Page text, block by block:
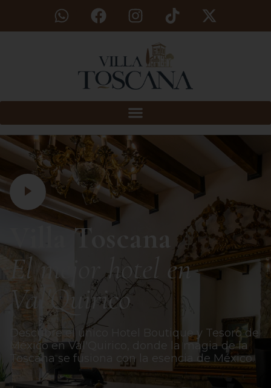
Villa Toscana
El mejor hotel en
Val'Quirico
Descubre el único Hotel Boutique y Tesoro de
México en Val'Quirico, donde la magia de la
Toscana se fusiona con la esencia de México. ​